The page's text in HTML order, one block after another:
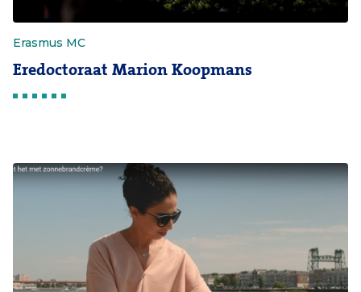
Erasmus MC
Eredoctoraat Marion Koopmans